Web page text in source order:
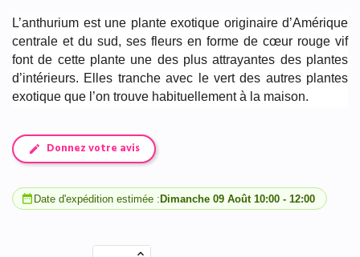
L’anthurium est une plante exotique originaire d’Amérique
centrale et du sud, ses fleurs en forme de cœur rouge vif
font de cette plante une des plus attrayantes des plantes
d’intérieurs. Elles tranche avec le vert des autres plantes
exotique que l’on trouve habituellement à la maison.
Donnez votre avis
date_range Date d'expédition estimée :Dimanche 09 Août 10:00 - 12:00